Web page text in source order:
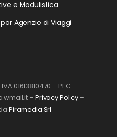
e Modulistica
Agenzie di Viaggi
01613810470 – PEC
– Privacy Policy–
Piramedia Srl